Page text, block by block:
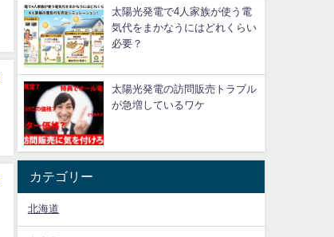
太陽光発電で4人家族が使う電
気代をまかなうにはどれくらい
必要？
太陽光発電の訪問販売トラブル
が急増しているワケ
カテゴリー
北海道